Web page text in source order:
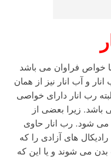
خواص فراوان می باشد
و آب انار نیز از همان
رب انار دارای خواصی
باشد. زیرا بعضی از
می شود. رب انار حاوی
های آزادی را که
می شوند و یا این که